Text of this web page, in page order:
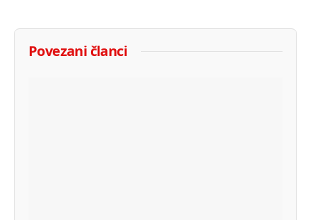
Povezani članci